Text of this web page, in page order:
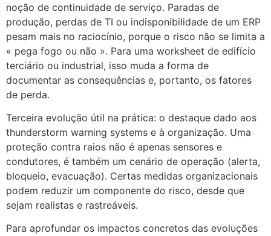
noção de continuidade de serviço. Paradas de
produção, perdas de TI ou indisponibilidade de um ERP
pesam mais no raciocínio, porque o risco não se limita a
« pega fogo ou não ». Para uma worksheet de edifício
terciário ou industrial, isso muda a forma de
documentar as consequências e, portanto, os fatores
de perda.
Terceira evolução útil na prática: o destaque dado aos
thunderstorm warning systems e à organização. Uma
proteção contra raios não é apenas sensores e
condutores, é também um cenário de operação (alerta,
bloqueio, evacuação). Certas medidas organizacionais
podem reduzir um componente do risco, desde que
sejam realistas e rastreáveis.
Para aprofundar os impactos concretos das evoluções